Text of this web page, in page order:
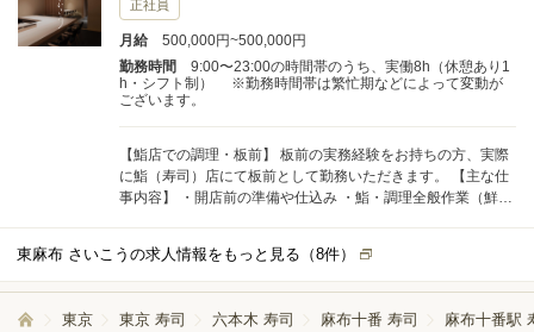
いたします。
正社員
月給
500,000円~500,000円
勤務時間
9:00〜23:00の時間帯のうち、実働8h（休憩あり1
h・シフト制） ※勤務時間帯は繁忙期などによって変動が
ございます。
【鮨店での調理・板前】 板前の実務経験をお持ちの方、実際
に鮨（寿司）店にて板前として勤務いただきます。 【主な仕
事内容】 ・開店前の準備や仕込み ・鮨・調理全般作業（鮮魚
東麻布 さいこうの求人情報をもっと見る（8件）
東京 東京 寿司 六本木 寿司 麻布十番 寿司 麻布十番駅